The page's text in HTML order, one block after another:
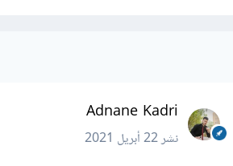
Adnane Kadri
نشر22 أبريل 2021